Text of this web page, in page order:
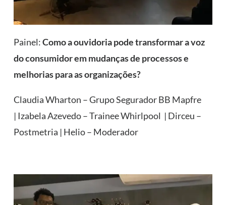
Painel:Como a ouvidoria pode transformar a voz
do consumidor em mudanças de processos e
melhorias para as organizações?
Claudia Wharton – Grupo Segurador BB Mapfre
| Izabela Azevedo – Trainee Whirlpool | Dirceu –
Postmetria | Helio – Moderador